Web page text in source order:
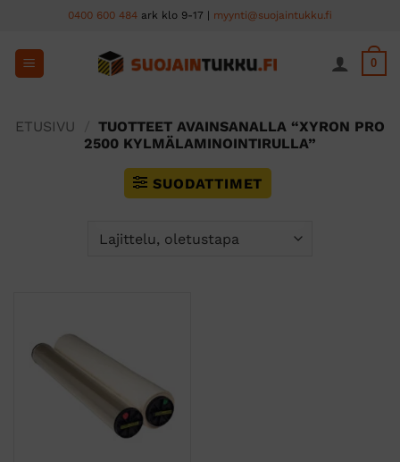
content
0400 600 484 ark klo 9-17 | myynti@suojaintukku.fi
0
ETUSIVU
TUOTTEET AVAINSANALLA “XYRON PRO
2500 KYLMÄLAMINOINTIRULLA”
SUODATTIMET